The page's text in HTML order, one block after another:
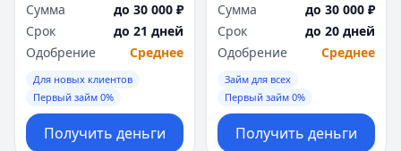
Сумма
до 30 000 ₽
Срок
до 21 дней
Одобрение
Среднее
Для новых клиентов
Первый займ 0%
Получить деньги
Сумма
до 30 000 ₽
Срок
до 20 дней
Одобрение
Среднее
Займ для всех
Первый займ 0%
Получить деньги